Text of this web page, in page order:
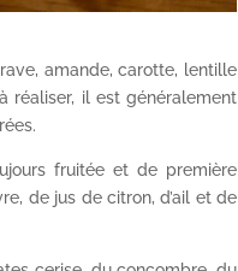
amande, carotte, lentille
réaliser, il est généralement
fruitée et de première
de jus de citron, d’ail et de